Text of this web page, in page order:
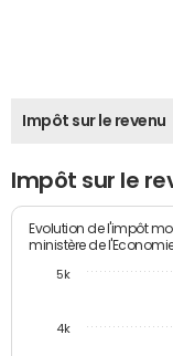
Impôt sur le revenu
Impôt sur le
Evolution de l'impôt
ministère de
4k
5k